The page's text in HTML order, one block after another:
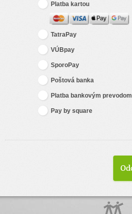
Platba kartou
TatraPay
VÚBpay
SporoPay
Poštová banka
Platba bankovým prevodom
Pay by square